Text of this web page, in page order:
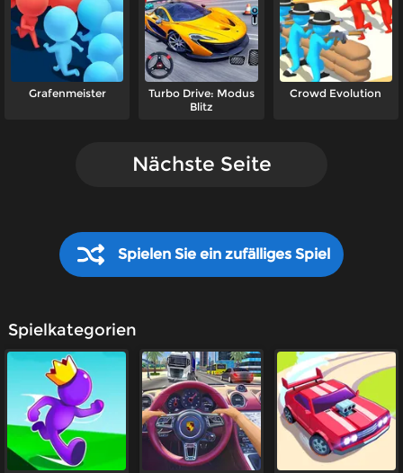
Grafenmeister
Turbo Drive: Modus
Blitz
Crowd Evolution
Nächste Seite
Spielen Sie ein zufälliges Spiel
Spielkategorien